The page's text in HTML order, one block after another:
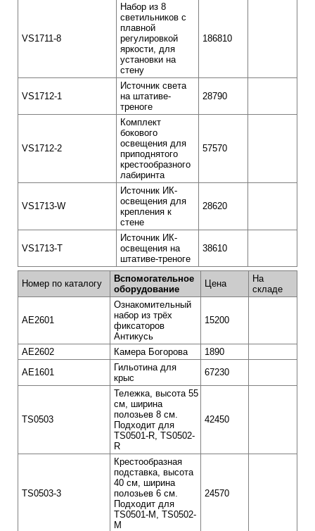
VS1711-8
Набор из 8
светильников с
плавной
регулировкой
яркости, для
установки на
стену
186810
VS1712-1
Источник света
на штативе-
треноге
28790
VS1712-2
Комплект
бокового
освещения для
приподнятого
крестообразного
лабиринта
57570
VS1713-W
Источник ИК-
освещения для
крепления к
стене
28620
VS1713-T
Источник ИК-
освещения на
штативе-треноге
38610
Номер по каталогу
Вспомогательное
оборудование
Цена
На
складе
AE2601
Ознакомительный
набор из трёх
фиксаторов
Антикусь
15200
AE2602 Камера Богорова
1890
AE1601
Гильотина для
крыс
67230
TS0503
Тележка, высота 55
см, ширина
полозьев 8 см.
Подходит для
TS0501-R, TS0502-
R
42450
TS0503-3
Крестообразная
подставка, высота
40 см, ширина
полозьев 6 см.
Подходит для
TS0501-M, TS0502-
M
24570